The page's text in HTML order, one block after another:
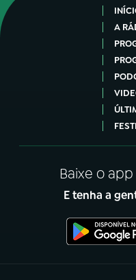
A
Baixe o
E tenha a